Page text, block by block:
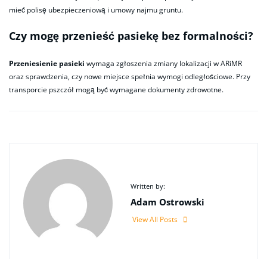
mieć polisę ubezpieczeniową i umowy najmu gruntu.
Czy mogę przenieść pasiekę bez formalności?
Przeniesienie pasieki wymaga zgłoszenia zmiany lokalizacji w ARiMR
oraz sprawdzenia, czy nowe miejsce spełnia wymogi odległościowe. Przy
transporcie pszczół mogą być wymagane dokumenty zdrowotne.
Written by:
Adam Ostrowski
View All Posts